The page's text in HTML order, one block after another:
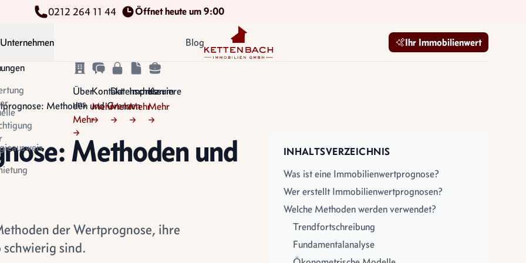
0212 264 11 44
Öffnet heute um 9:00
Unternehmen
Über
uns
Mehr
→
Kontakt
Mehr
→
Datenschutz
Mehr
→
Impressum
Mehr
→
Karriere
Mehr
→
Blog Kettenbach Immobilien GmbH Ihr Immobilienwert
Methoden und Grenzen
Methoden und
der Wertprognose, ihre
sind.
INHALTSVERZEICHNIS
Was ist eine Immobilienwertprognose?
Wer erstellt Immobilienwertprognosen?
Welche Methoden werden verwendet?
Trendfortschreibung
Fundamentalanalyse